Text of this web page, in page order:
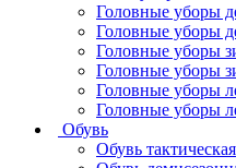
Головные уборы
Головные уборы
Головные уборы
Головные уборы
Головные уборы
Головные уборы
Обувь
Обувь тактическая